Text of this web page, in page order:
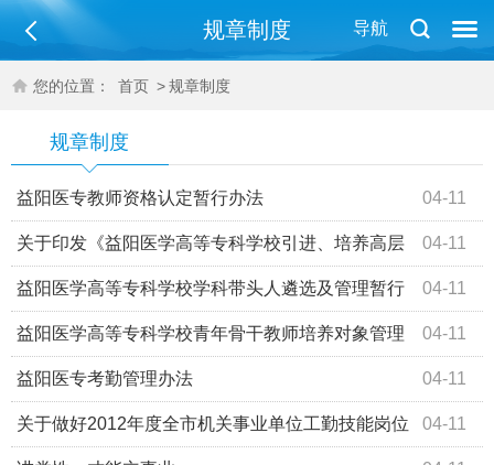
导航
规章制度
您的位置： 首页 >规章制度
规章制度
04-11
益阳医专教师资格认定暂行办法
04-11
关于印发《益阳医学高等专科学校引进、培养高层
次人才暂行办法》的通知 04-11
益阳医学高等专科学校学科带头人遴选及管理暂行
办法 04-11
益阳医学高等专科学校青年骨干教师培养对象管理
暂行办法 04-11
益阳医专考勤管理办法
04-11
关于做好2012年度全市机关事业单位工勤技能岗位